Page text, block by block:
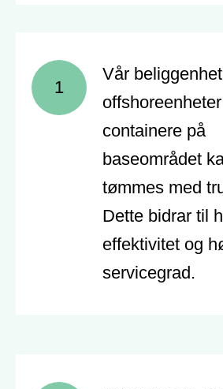
1
Vår
containere på
baseområdet
tømmes med
Dette bidrar til
effektivitet og
servicegrad.